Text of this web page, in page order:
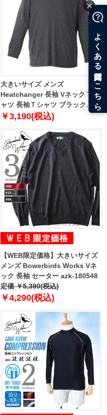
大きいサイズ メンズ
Heatchanger 長袖 Vネック Tシ
ャツ 長袖Ｔシャツ ブラック
1149-8320-2 3L 4L 5L 6L 8L
￥3,190(税込)
【WEB限定価格】大きいサイズ
メンズ Bowerbirds Works Vネ
ック 長袖 セーター azk-180548
定価 ￥5,390(税込)
￥4,290(税込)